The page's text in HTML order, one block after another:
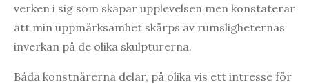
verken i sig som skapar upplevelsen men konstaterar
att min uppmärksamhet skärps av rumsligheternas
inverkan på de olika skulpturerna.
Båda konstnärerna delar, på olika vis ett intresse för